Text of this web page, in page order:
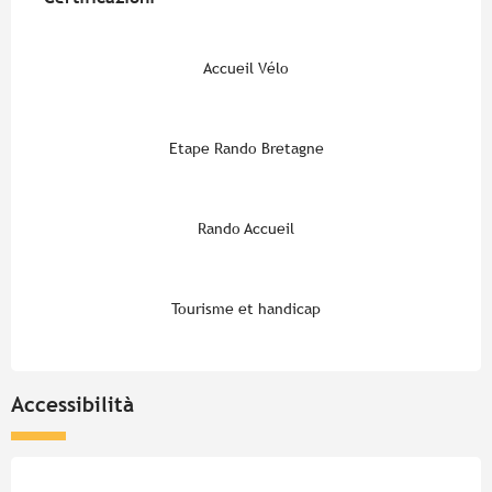
Accueil Vélo
Etape Rando Bretagne
Rando Accueil
Tourisme et handicap
Accessibilità